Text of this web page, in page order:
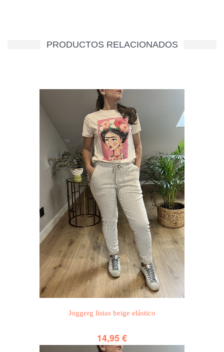
PRODUCTOS RELACIONADOS
Joggerg listas beige elástico
14,95€